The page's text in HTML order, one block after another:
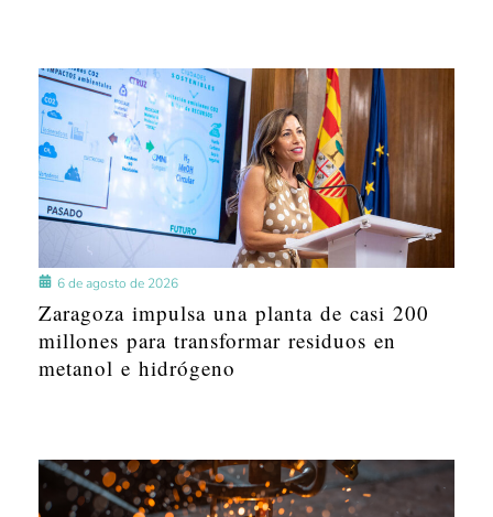
6 de agosto de 2026
Zaragoza impulsa una planta de casi 200
millones para transformar residuos en
metanol e hidrógeno